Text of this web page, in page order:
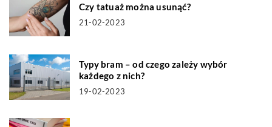
Czy tatuaż można usunąć?
21-02-2023
Typy bram – od czego zależy wybór
każdego z nich?
19-02-2023